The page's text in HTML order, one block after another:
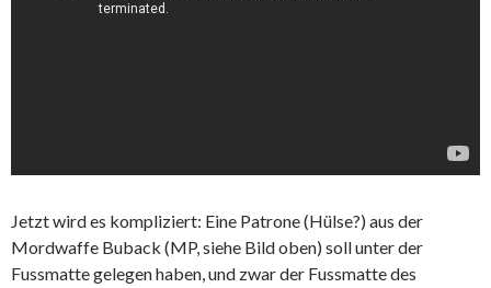
Jetzt wird es kompliziert: Eine Patrone (Hülse?) aus der
Mordwaffe Buback (MP, siehe Bild oben) soll unter der
Fussmatte gelegen haben, und zwar der Fussmatte des